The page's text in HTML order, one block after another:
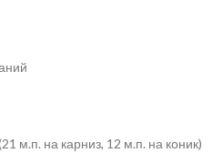
(21 м.п. на карниз, 12 м.п. на коник)